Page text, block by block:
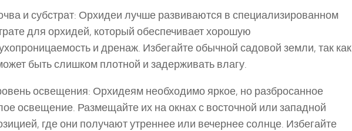
и субстрат: Орхидеи лучше развиваются в специализированном
для орхидей, который обеспечивает хорошую
и дренаж. Избегайте обычной садовой земли, так как
быть слишком плотной и задерживать влагу.
освещения: Орхидеям необходимо яркое, но разбросанное
освещение. Размещайте их на окнах с восточной или западной
где они получают утреннее или вечернее солнце. Избегайте